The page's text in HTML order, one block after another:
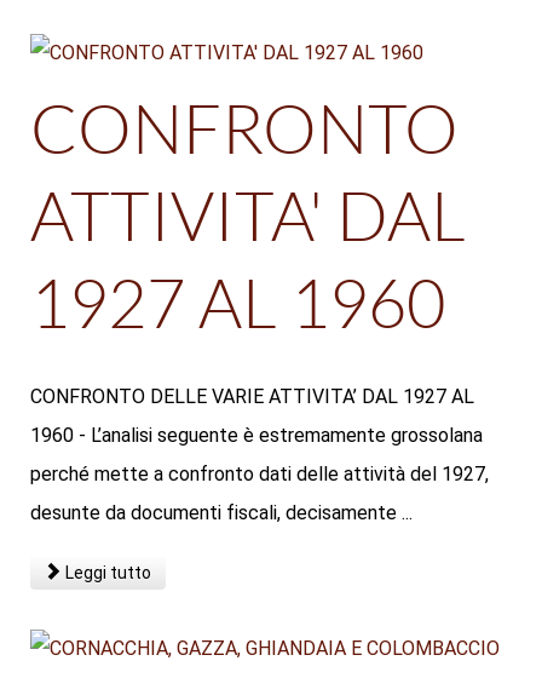
CONFRONTO
ATTIVITA' DAL
1927 AL 1960
CONFRONTO DELLE VARIE ATTIVITA’ DAL 1927 AL
1960 - L’analisi seguente è estremamente grossolana
perché mette a confronto dati delle attività del 1927,
desunte da documenti fiscali, decisamente ...
Leggi tutto